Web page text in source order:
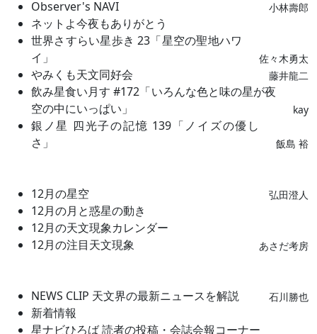
Observer's NAVI
小林壽郎
ネットよ今夜もありがとう
世界さすらい星歩き 23「星空の聖地ハワ
イ」
佐々木勇太
やみくも天文同好会 藤井龍二
飲み星食い月す #172「いろんな色と味の星が夜
空の中にいっぱい」
kay
銀ノ星 四光子の記憶 139「ノイズの優し
さ」
飯島 裕
12月の星空 弘田澄人
12月の月と惑星の動き
12月の天文現象カレンダー
12月の注目天文現象
あさだ考房
NEWS CLIP 天文界の最新ニュースを解説 石川勝也
新着情報
星ナビひろば 読者の投稿・会誌会報コーナー